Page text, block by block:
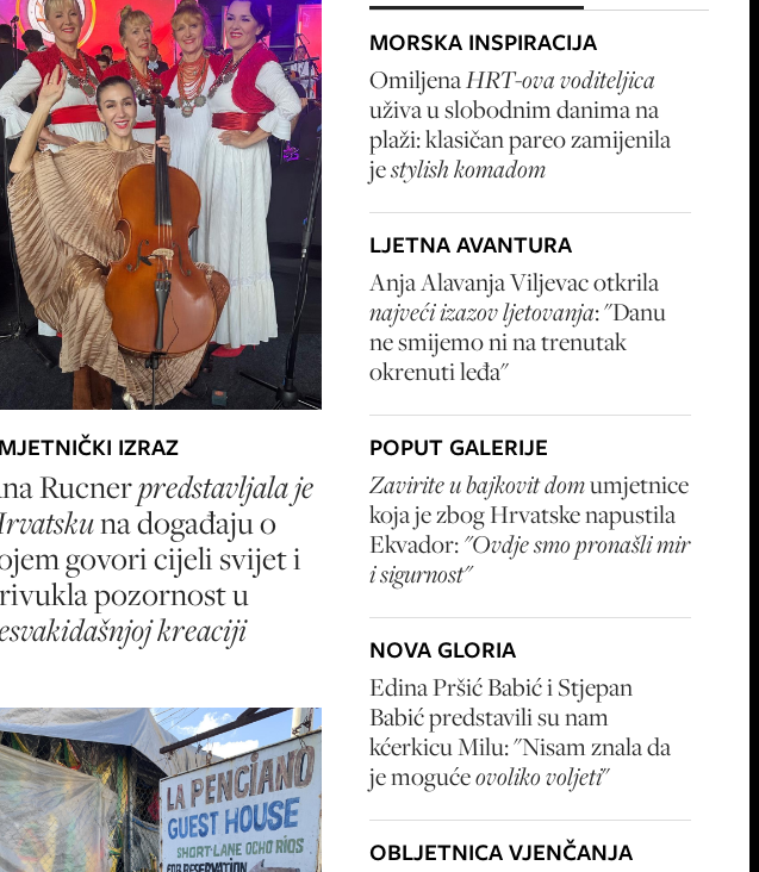
IZRAZ
Rucnerpredstavljala je
na događaju o
govori cijeli svijet i
pozornost u
kreaciji
MORSKA INSPIRACIJA
OmiljenaHRT-ova voditeljica
uživa u slobodnim danima na
plaži: klasičan pareo zamijenila
jestylish komadom
LJETNA AVANTURA
Anja Alavanja Viljevac otkrila
najveći izazov ljetovanja: "Danu
ne smijemo ni na trenutak
okrenuti leđa"
POPUT GALERIJE
Zavirite u bajkovit domumjetnice
koja je zbog Hrvatske napustila
Ekvador:"Ovdje smo pronašli mir
i sigurnost"
NOVA GLORIA
Edina Pršić Babić i Stjepan
Babić predstavili su nam
kćerkicu Milu: "Nisam znala da
je mogućeovoliko voljeti"
OBLJETNICA VJENČANJA